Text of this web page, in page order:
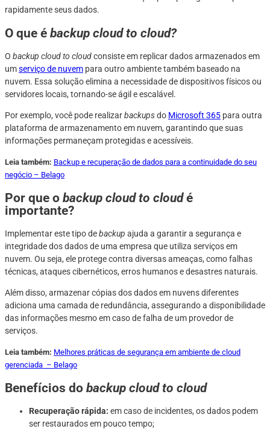
rapidamente seus dados.
O que é backup cloud to cloud?
O backup cloud to cloudconsiste em replicar dados armazenados em
umserviço de nuvem para outro ambiente também baseado na
nuvem. Essa solução elimina a necessidade de dispositivos físicos ou
servidores locais, tornando-se ágil e escalável.
Por exemplo, você pode realizarbackupsdo Microsoft 365 para outra
plataforma de armazenamento em nuvem, garantindo que suas
informações permaneçam protegidas e acessíveis.
Leia também: Backup e recuperação de dados para a continuidade do seu
negócio – Belago
Por que o backup cloud to cloudé
importante?
Implementar este tipo debackup ajuda a garantir a segurança e
integridade dos dados de uma empresa que utiliza serviços em
nuvem. Ou seja, ele protege contra diversas ameaças, como falhas
técnicas, ataques cibernéticos, erros humanos e desastres naturais.
Além disso, armazenar cópias dos dados em nuvens diferentes
adiciona uma camada de redundância, assegurando a disponibilidade
das informações mesmo em caso de falha de um provedor de
serviços.
Leia também: Melhores práticas de segurança em ambiente de cloud
gerenciada – Belago
Benefícios do backup cloud to cloud
Recuperação rápida: em caso de incidentes, os dados podem
ser restaurados em pouco tempo;